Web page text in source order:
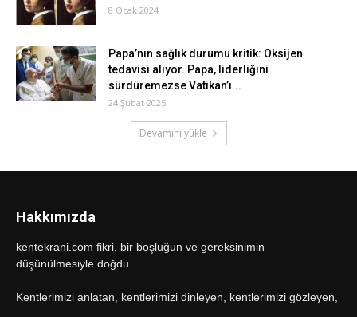
8 Ocak 2024
Papa’nın sağlık durumu kritik: Oksijen
tedavisi alıyor. Papa, liderliğini
sürdüremezse Vatikan’ı...
24 Şubat 2025
Devamını yükle
Hakkımızda
kentekrani.com fikri, bir boşluğun ve gereksinimin
düşünülmesiyle doğdu.
Kentlerimizi anlatan, kentlerimizi dinleyen, kentlerimizi gözleyen,